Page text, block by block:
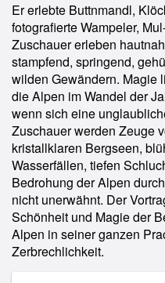
Er erlebte Buttnmandl,
fotografierte Wampeler,
Zuschauer erleben
stampfend, springend,
wilden Gewändern. Magie
die Alpen im Wandel der
wenn sich eine
Zuschauer werden Zeuge
kristallklaren Bergseen,
Wasserfällen, tiefen
Bedrohung der Alpen
nicht unerwähnt. Der
Schönheit und Magie der
Alpen in seiner ganzen
Zerbrechlichkeit.